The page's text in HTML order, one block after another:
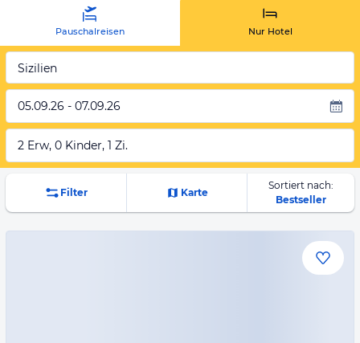
Pauschalreisen Nur Hotel
Sizilien
05.09.26 - 07.09.26
2 Erw, 0 Kinder, 1 Zi.
Filter Karte
Sortiert nach:
Bestseller